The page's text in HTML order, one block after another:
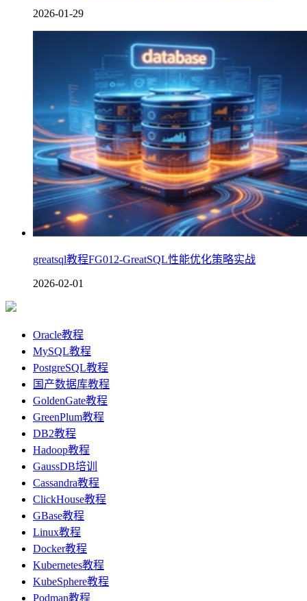
2026-01-29
greatsql教程FG012-GreatSQL性能优化策略实战
2026-02-01
Oracle教程
MySQL教程
PostgreSQL教程
国产数据库教程
GoldenGate教程
GreenPlum教程
DB2教程
Hadoop教程
GaussDB培训
Cassandra教程
ClickHouse教程
GBase教程
Linux教程
Docker教程
Kubernetes教程
KubeSphere教程
Podman教程